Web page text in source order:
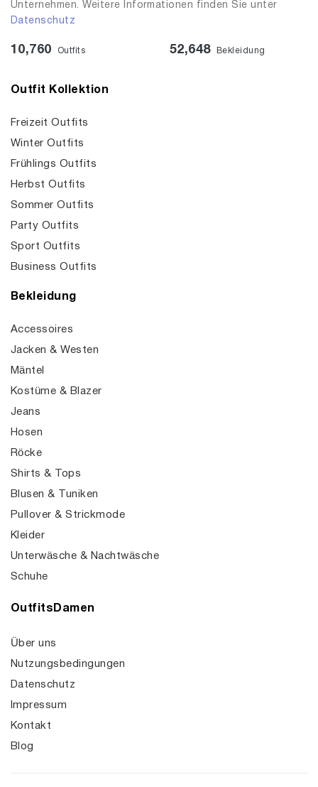
Unternehmen. Weitere Informationen finden Sie unter
Datenschutz
10,760 Outfits 52,648 Bekleidung
Outfit Kollektion
Freizeit Outfits
Winter Outfits
Frühlings Outfits
Herbst Outfits
Sommer Outfits
Party Outfits
Sport Outfits
Business Outfits
Bekleidung
Accessoires
Jacken & Westen
Mäntel
Kostüme & Blazer
Jeans
Hosen
Röcke
Shirts & Tops
Blusen & Tuniken
Pullover & Strickmode
Kleider
Unterwäsche & Nachtwäsche
Schuhe
OutfitsDamen
Über uns
Nutzungsbedingungen
Datenschutz
Impressum
Kontakt
Blog